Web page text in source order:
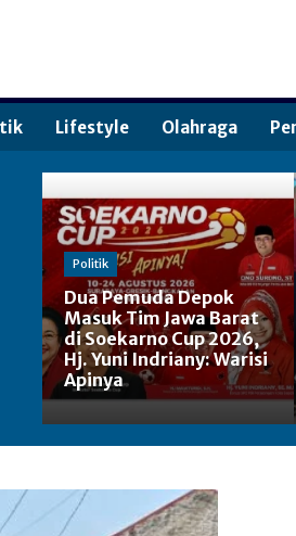
Lifestyle Olahraga
Politik
Dua Pemuda Depok
Masuk Tim Jawa Barat
di Soekarno Cup 2026,
Hj. Yuni Indriany: Warisi
Apinya